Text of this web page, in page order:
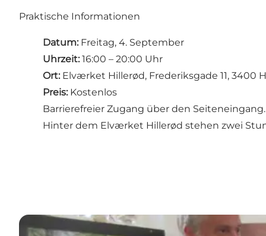
Praktische Informationen
Datum: Freitag, 4. September
Uhrzeit: 16:00 – 20:00 Uhr
Ort: Elværket Hillerød, Frederiksgade 11, 3400
Preis: Kostenlos
Barrierefreier Zugang über den Seiteneingang.
Hinter dem Elværket Hillerød stehen zwei